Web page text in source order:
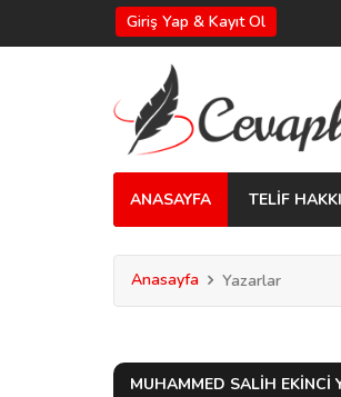
Giriş Yap & Kayıt Ol
ANASAYFA TELİF HAKKI
Anasayfa Yazarlar
MUHAMMED SALIH EKINCI